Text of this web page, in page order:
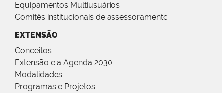
Equipamentos Multiusuários
Comitês institucionais de assessoramento
EXTENSÃO
Conceitos
Extensão e a Agenda 2030
Modalidades
Programas e Projetos